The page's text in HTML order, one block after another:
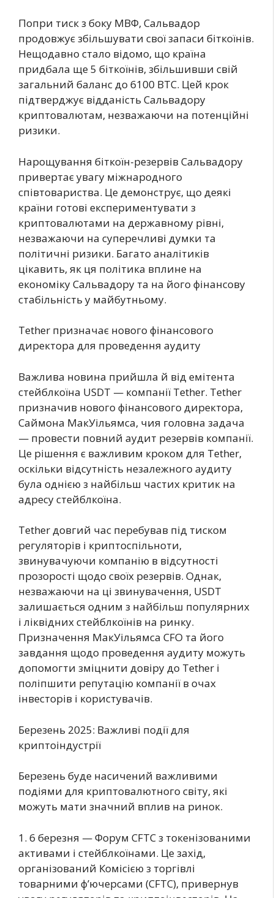
Попри тиск з боку МВФ, Сальвадор
продовжує збільшувати свої запаси біткоїнів.
Нещодавно стало відомо, що країна
придбала ще 5 біткоїнів, збільшивши свій
загальний баланс до 6100 BTC. Цей крок
підтверджує відданість Сальвадору
криптовалютам, незважаючи на потенційні
ризики.
Нарощування біткоїн-резервів Сальвадору
привертає увагу міжнародного
співтовариства. Це демонструє, що деякі
країни готові експериментувати з
криптовалютами на державному рівні,
незважаючи на суперечливі думки та
політичні ризики. Багато аналітиків
цікавить, як ця політика вплине на
економіку Сальвадору та на його фінансову
стабільність у майбутньому.
Tether призначає нового фінансового
директора для проведення аудиту
Важлива новина прийшла й від емітента
стейблкоїна USDT — компанії Tether. Tether
призначив нового фінансового директора,
Саймона МакУільямса, чия головна задача
— провести повний аудит резервів компанії.
Це рішення є важливим кроком для Tether,
оскільки відсутність незалежного аудиту
була однією з найбільш частих критик на
адресу стейблкоїна.
Tether довгий час перебував під тиском
регуляторів і криптоспільноти,
звинувачуючи компанію в відсутності
прозорості щодо своїх резервів. Однак,
незважаючи на ці звинувачення, USDT
залишається одним з найбільш популярних
і ліквідних стейблкоїнів на ринку.
Призначення МакУільямса CFO та його
завдання щодо проведення аудиту можуть
допомогти зміцнити довіру до Tether і
поліпшити репутацію компанії в очах
інвесторів і користувачів.
Березень 2025: Важливі події для
криптоіндустрії
Березень буде насичений важливими
подіями для криптовалютного світу, які
можуть мати значний вплив на ринок.
1. 6 березня — Форум CFTC з токенізованими
активами і стейблкоїнами. Це захід,
організований Комісією з торгівлі
товарними ф’ючерсами (CFTC), привернув